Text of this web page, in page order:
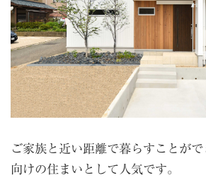
ご家族と近い距離で暮らすことが
向けの住まいとして人気です。